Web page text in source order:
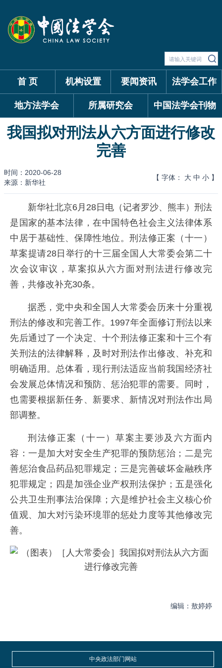
首 页 机构设置 要闻资讯 法学会工作
地方法学会 所属研究会 中国法学会刊物
我国拟对刑法从六方面进行修改
完善
时间：2020-06-28
来源：新华社
【 字体： 大 中 小 】
新华社北京6月28日电（记者罗沙、熊丰）刑法
是国家的基本法律，在中国特色社会主义法律体系
中居于基础性、保障性地位。刑法修正案（十一）
草案提请28日举行的十三届全国人大常委会第二十
次会议审议，草案拟从六方面对刑法进行修改完
善，共修改补充30条。
据悉，党中央和全国人大常委会历来十分重视
刑法的修改和完善工作。1997年全面修订刑法以来
先后通过了一个决定、十个刑法修正案和十三个有
关刑法的法律解释，及时对刑法作出修改、补充和
明确适用。总体看，现行刑法适应当前我国经济社
会发展总体情况和预防、惩治犯罪的需要。同时，
也需要根据新任务、新要求、新情况对刑法作出局
部调整。
刑法修正案（十一）草案主要涉及六方面内
容：一是加大对安全生产犯罪的预防惩治；二是完
善惩治食品药品犯罪规定；三是完善破坏金融秩序
犯罪规定；四是加强企业产权刑法保护；五是强化
公共卫生刑事法治保障；六是维护社会主义核心价
值观、加大对污染环境罪的惩处力度等其他修改完
善。
编辑：敖婷婷
中央政法部门网站